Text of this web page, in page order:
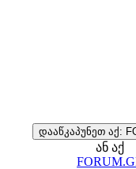
დააწკაპუნეთ აქ:
ან აქ